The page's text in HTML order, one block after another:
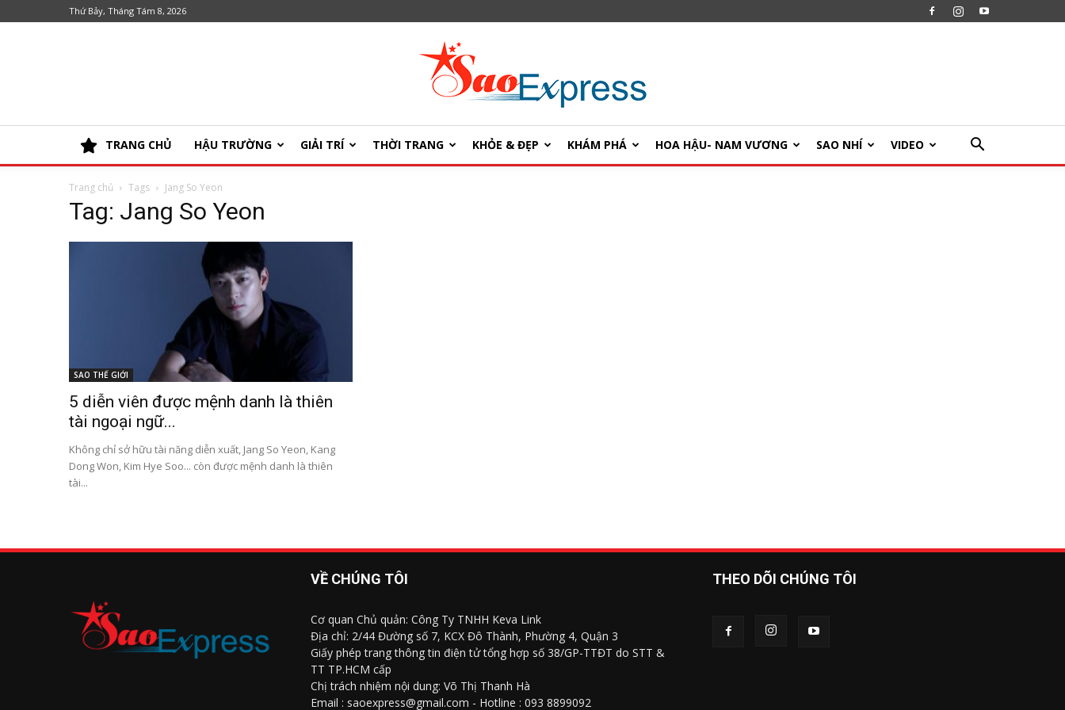
Thứ Bảy, Tháng Tám 8, 2026
SaoExpress
TRANG CHỦ HẬU TRƯỜNG GIẢI TRÍ THỜI TRANG KHỎE & ĐẸP KHÁM PHÁ HOA HẬU- NAM VƯƠNG SAO NHÍ VIDEO
Trang chủ Tags Jang So Yeon
Tag: Jang So Yeon
SAO THẾ GIỚI
5 diễn viên được mệnh danh là thiên
tài ngoại ngữ...
Không chỉ sở hữu tài năng diễn xuất, Jang So Yeon, Kang
Dong Won, Kim Hye Soo... còn được mệnh danh là thiên
tài...
VỀ CHÚNG TÔI
Cơ quan Chủ quản: Công Ty TNHH Keva Link
Địa chỉ: 2/44 Đường số 7, KCX Đô Thành, Phường 4, Quận 3
Giấy phép trang thông tin điện tử tổng hợp số 38/GP-TTĐT do STT &
TT TP.HCM cấp
Chị trách nhiệm nội dung: Võ Thị Thanh Hà
Email : saoexpress@gmail.com - Hotline : 093 8899092
THEO DÕI CHÚNG TÔI